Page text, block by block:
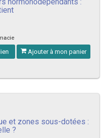
hormonodépendants :
Ajouter à mon panier
et zones sous-dotées :
?